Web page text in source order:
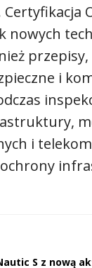
nowych
i
i
S z nową